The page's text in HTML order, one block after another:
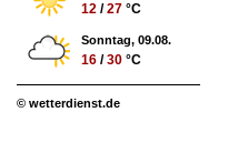
12 /27 °C
Sonntag, 09.08.
16 /30 °C
© wetterdienst.de